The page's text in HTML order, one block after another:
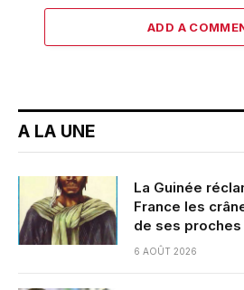
ADD A
A LA UNE
La Guinée
France les
de ses proches
6 AOÛT 2026